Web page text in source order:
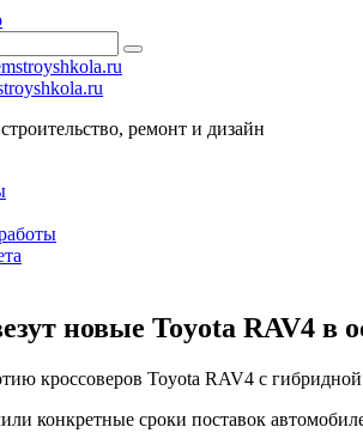
ремонт и дизайн
новые Toyota RAV4 в
кроссоверов Toyota RAV4 с
конкретные сроки поставок